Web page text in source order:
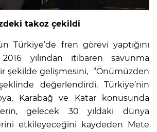
takoz çekildi
Türkiye’de fren görevi yaptığını
yılından itibaren savunma
şekilde gelişmesini, “Önümüzden
değerlendirdi. Türkiye’nin
Karabağ ve Katar konusunda
gelecek 30 yıldaki dünya
etkileyeceğini kaydeden Mete